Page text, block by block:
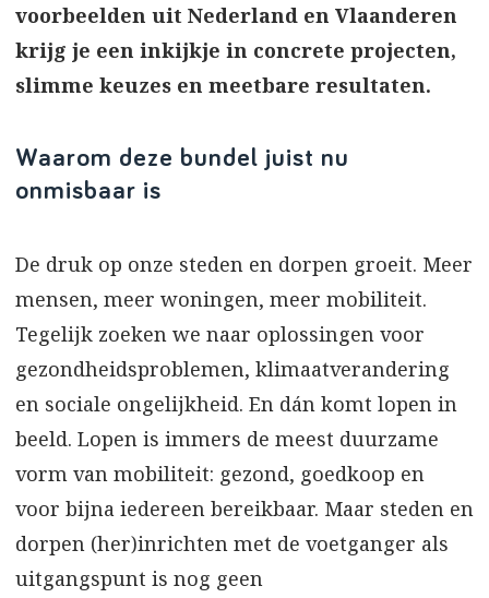
voorbeelden uit Nederland en Vlaanderen
krijg je een inkijkje in concrete projecten,
slimme keuzes en meetbare resultaten.
Waarom deze bundel juist nu
onmisbaar is
De druk op onze steden en dorpen groeit. Meer
mensen, meer woningen, meer mobiliteit.
Tegelijk zoeken we naar oplossingen voor
gezondheidsproblemen, klimaatverandering
en sociale ongelijkheid. En dán komt lopen in
beeld. Lopen is immers de meest duurzame
vorm van mobiliteit: gezond, goedkoop en
voor bijna iedereen bereikbaar. Maar steden en
dorpen (her)inrichten met de voetganger als
uitgangspunt is nog geen